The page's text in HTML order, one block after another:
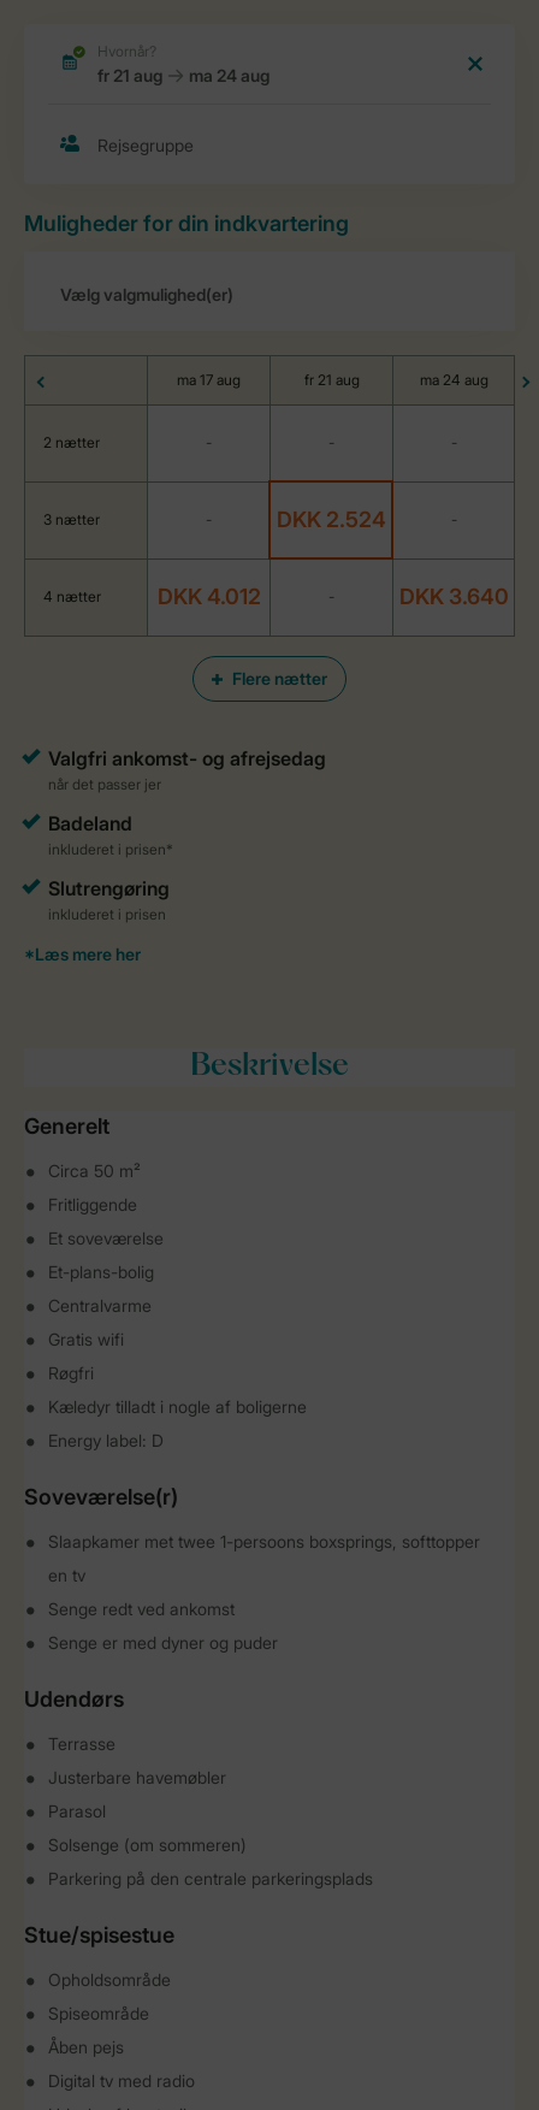
Muligheder for din indkvartering
Flere nætter
ma 17 aug fr 21 aug ma 24 aug
2 nætter - - -
3 nætter - DKK 2.524 -
4 nætter DKK 4.012 - DKK 3.640
Beskrivelse
Generelt
Circa 50 m²
Fritliggende
Et soveværelse
Et-plans-bolig
Centralvarme
Gratis wifi
Røgfri
Kæledyr tilladt i nogle af boligerne
Energy label: D
Soveværelse(r)
Slaapkamer met twee 1-persoons boxsprings, softtopper
en tv
Senge redt ved ankomst
Senge er med dyner og puder
Udendørs
Terrasse
Justerbare havemøbler
Parasol
Solsenge (om sommeren)
Parkering på den centrale parkeringsplads
Stue/spisestue
Opholdsområde
Spiseområde
Åben pejs
Digital tv med radio